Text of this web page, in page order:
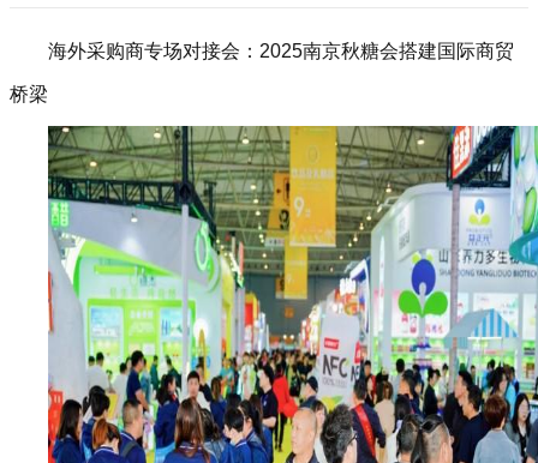
海外采购商专场对接会：2025南京秋糖会搭建国际商贸
桥梁